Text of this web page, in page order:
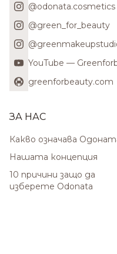
@odonata.cosmetics
@green_for_beauty
YouTube —
greenforbeauty.com
ЗА НАС
Какво означава
Нашата концепция
10 причини защо да
изберете Odonata